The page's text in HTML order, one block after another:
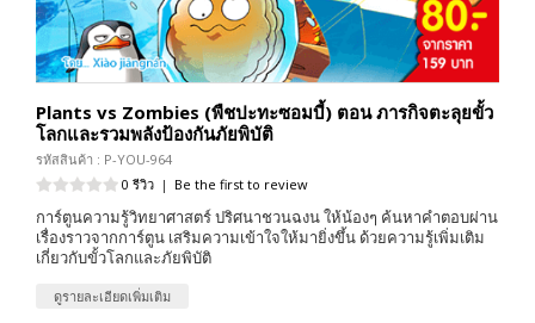
Plants vs Zombies (พืชปะทะซอมบี้) ตอน ภารกิจตะลุยขั้ว
โลกและรวมพลังป้องกันภัยพิบัติ
รหัสสินค้า : P-YOU-964
0 รีวิว | Be the first to review
การ์ตูนความรู้วิทยาศาสตร์ ปริศนาชวนฉงน ให้น้องๆ ค้นหาคำตอบผ่าน
เรื่องราวจากการ์ตูน เสริมความเข้าใจให้มายิ่งขึ้น ด้วยความรู้เพิ่มเติม
เกี่ยวกับขั้วโลกและภัยพิบัติ
ดูรายละเอียดเพิ่มเติม